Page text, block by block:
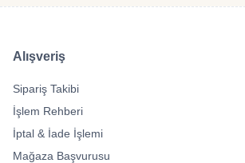
Alışveriş
Sipariş Takibi
İşlem Rehberi
İptal & İade İşlemi
Mağaza Başvurusu